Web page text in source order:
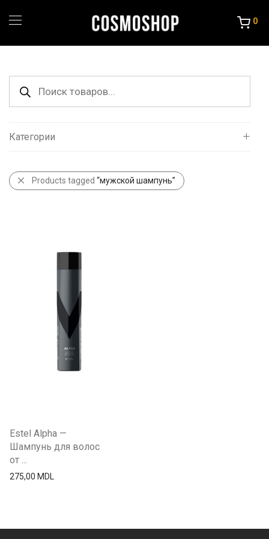
0
Поиск
товаров
Категории
Все
Уход за волосами
Products tagged “мужской шампунь”
Estel Alpha —
Шампунь для волос
от ...
275,00 MDL